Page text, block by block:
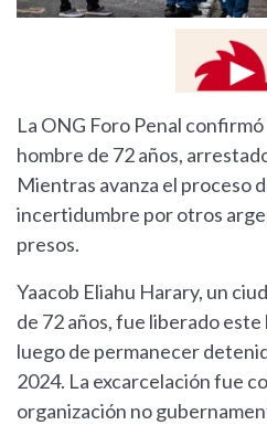
La ONG Foro Penal
hombre de 72 años,
Mientras avanza el proceso
incertidumbre por otros
presos.
Yaacob Eliahu Harary, un
de 72 años, fue liberado
luego de permanecer
2024. La excarcelación fue
organización no